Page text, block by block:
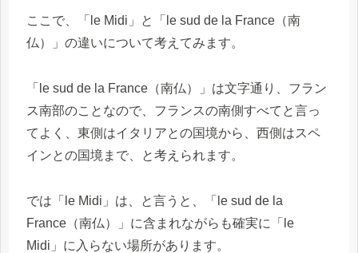
ここで、「le Midi」と「le sud de la France（南
仏）」の違いについて考えてみます。
「le sud de la France（南仏）」は文字通り、フラン
ス南部のことなので、フランスの南側すべてと言っ
てよく、東側はイタリアとの国境から、西側はスペ
インとの国境まで、と考えられます。
では「le Midi」は、と言うと、「le sud de la
France（南仏）」に含まれながらも確実に「le
Midi」に入らない場所があります。